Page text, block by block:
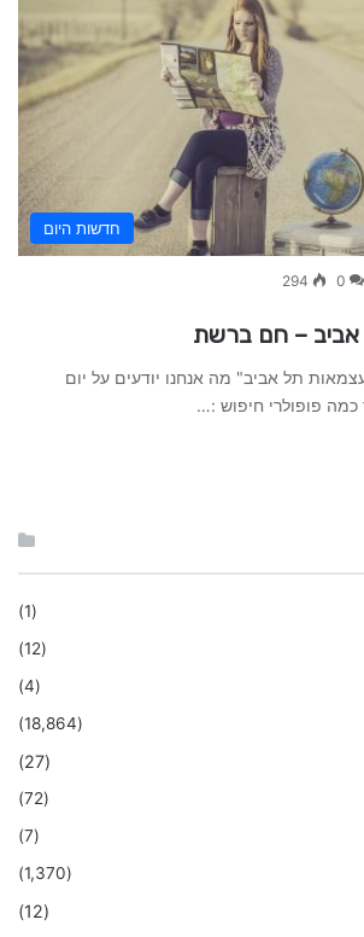
חדשות היום
0
294
אביב – חם ברשת
תל אביב" מה אנחנו יודעים על יום
פופולרי חיפוש :…
(1)
(12)
(4)
(18,864)
(27)
(72)
(7)
(1,370)
(12)